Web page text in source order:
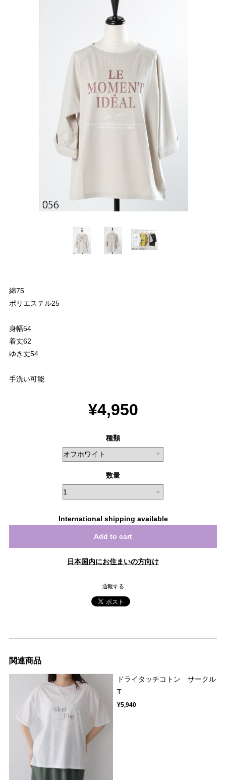
綿75
ポリエステル25
身幅54
着丈62
ゆき丈54
手洗い可能
¥4,950
種類
数量
International shipping available
Add to cart
日本国内にお住まいの方向け
通報する
関連商品
ドライタッチコトン サークル
T
¥5,940